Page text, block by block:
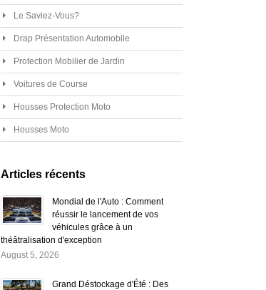
Le Saviez-Vous?
Drap Présentation Automobile
Protection Mobilier de Jardin
Voitures de Course
Housses Protection Moto
Housses Moto
Articles récents
Mondial de l'Auto : Comment
réussir le lancement de vos
véhicules grâce à un
théâtralisation d'exception
August 5, 2026
Grand Déstockage d'Été : Des